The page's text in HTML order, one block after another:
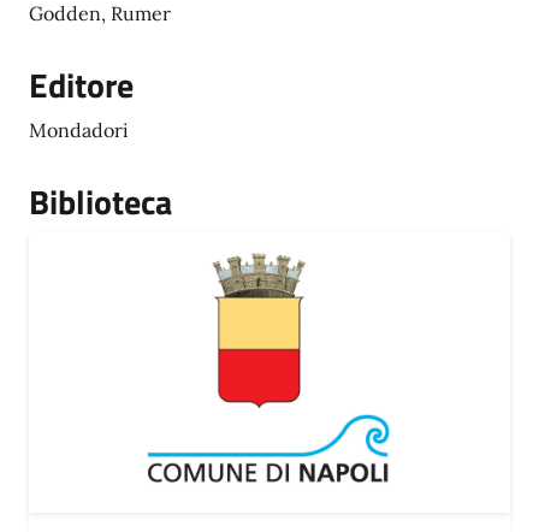
Godden, Rumer
Editore
Mondadori
Biblioteca